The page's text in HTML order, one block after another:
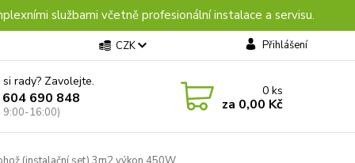
službami včetně profesionální instalace a servisu.
CZK Přihlášení
rady? Zavolejte.
690 848
9:00-16:00)
0ks
za 0,00 Kč